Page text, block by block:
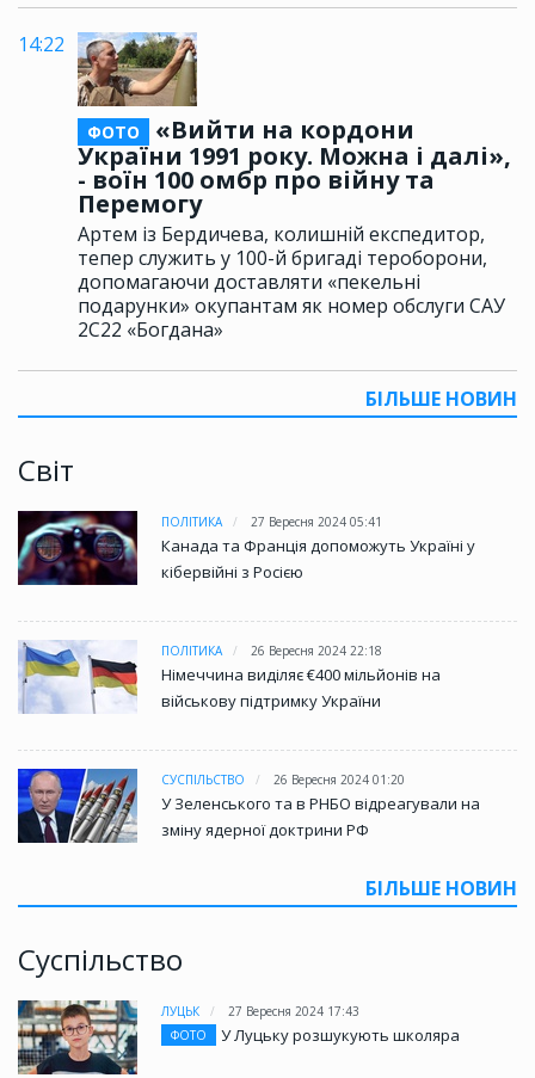
14:22
ФОТО
«Вийти на кордони
України 1991 року. Можна і далі»,
- воїн 100 омбр про війну та
Перемогу
Артем із Бердичева, колишній експедитор,
тепер служить у 100-й бригаді тероборони,
допомагаючи доставляти «пекельні
подарунки» окупантам як номер обслуги САУ
2С22 «Богдана»
БІЛЬШЕ НОВИН
Світ
ПОЛІТИКА 27 Вересня 2024 05:41
Канада та Франція допоможуть Україні у
кібервійні з Росією
ПОЛІТИКА 26 Вересня 2024 22:18
Німеччина виділяє €400 мільйонів на
військову підтримку України
СУСПІЛЬСТВО 26 Вересня 2024 01:20
У Зеленського та в РНБО відреагували на
зміну ядерної доктрини РФ
БІЛЬШЕ НОВИН
Суспільство
ЛУЦЬК
27 Вересня 2024 17:43
ФОТО
У Луцьку розшукують школяра